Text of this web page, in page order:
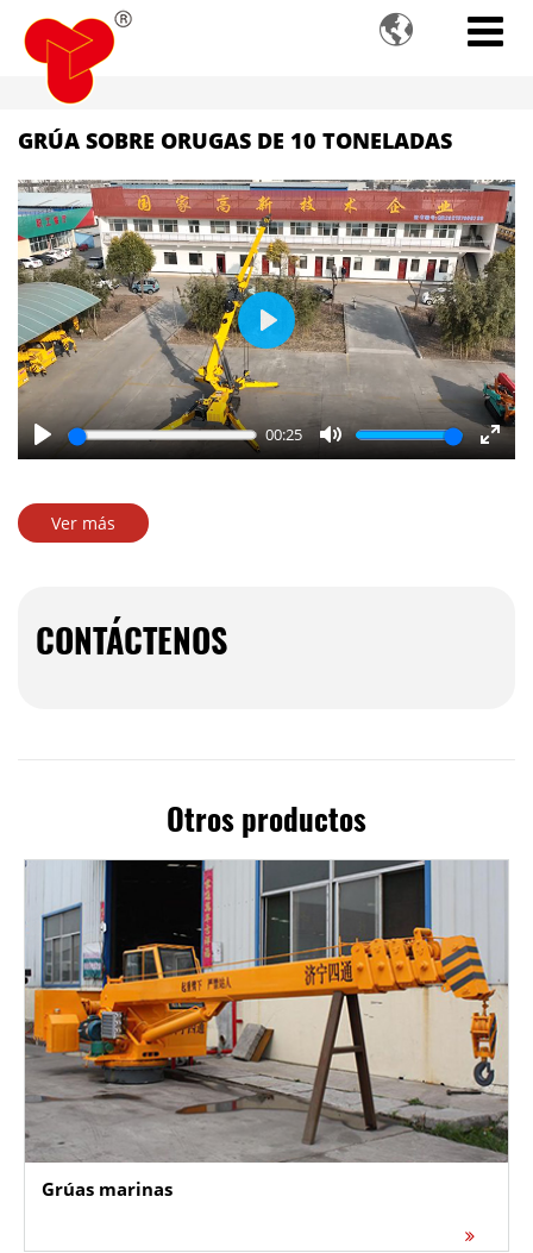

GRÚA SOBRE ORUGAS DE 10 TONELADAS
Play
00:25
Mute
Enter
Play
Ver más
CONTÁCTENOS
Otros productos
Grúas marinas